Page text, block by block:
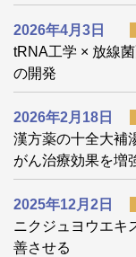
2026年4月3日
tRNA工学 × 放線
の開発
2026年2月18日
漢方薬の十全大補
がん治療効果を増
2025年12月2日
ニクジュヨウエキ
善させる